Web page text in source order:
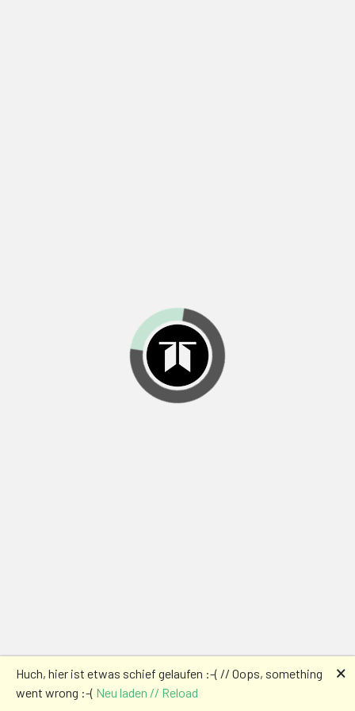
Huch, hier ist etwas schief gelaufen :-( // Oops, something
went wrong :-( Neu laden // Reload
🗙